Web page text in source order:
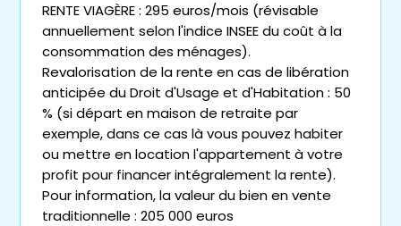
RENTE VIAGÈRE : 295 euros/mois (révisable
annuellement selon l'indice INSEE du coût à la
consommation des ménages).
Revalorisation de la rente en cas de libération
anticipée du Droit d'Usage et d'Habitation : 50
% (si départ en maison de retraite par
exemple, dans ce cas là vous pouvez habiter
ou mettre en location l'appartement à votre
profit pour financer intégralement la rente).
Pour information, la valeur du bien en vente
traditionnelle : 205 000 euros